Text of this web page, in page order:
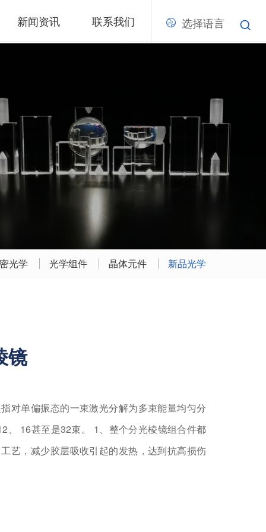
新闻资讯 联系我们 选择语言
光学 光学组件 晶体元件 新品光学
镜
对单偏振态的一束激光分解为多束能量均匀分
、 16甚至是32束。 1、整个分光棱镜组合件都
艺，减少胶层吸收引起的发热，达到抗高损伤